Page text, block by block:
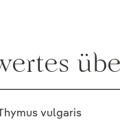
vulgaris